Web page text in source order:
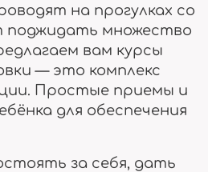
на прогулках со
поджидать множество
вам курсы
— это комплекс
Простые приемы и
для обеспечения
за себя, дать